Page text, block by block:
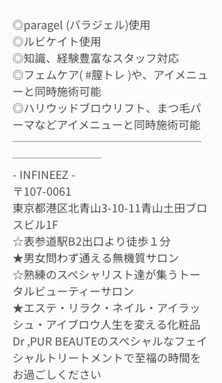
◎paragel (パラジェル)使用
◎ルビケイト使用
◎知識、経験豊富なスタッフ対応
◎フェムケア( #膣トレ )や、アイメニュ
ーと同時施術可能
◎ハリウッドブロウリフト、まつ毛パ
ーマなどアイメニューと同時施術可能
─────────────────
────────
- INFINEEZ -
〒107-0061
東京都港区北青山3-10-11青山土田ブロ
スビル1F
☆表参道駅B2出口より徒歩１分
★男女問わず通える無機質サロン
☆熟練のスペシャリスト達が集うトー
タルビューティーサロン
★エステ・リラク・ネイル・アイラッ
シュ・アイブロウ人生を変える化粧品
Dr ,PUR BEAUTEのスペシャルなフェイ
シャルトリートメントで至福の時間を
お過ごしください